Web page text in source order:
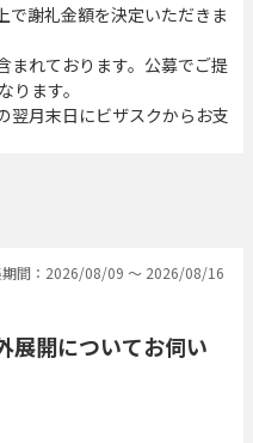
で謝礼金額を決定いただきま
まれております。公募でご提
ます。
翌月末日にビザスクからお支
期間：2026/08/09 〜 2026/08/16
展開についてお伺い